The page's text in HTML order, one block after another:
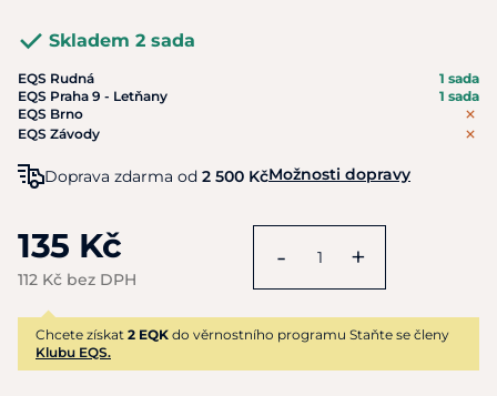
Skladem 2 sada
EQS Rudná
1 sada
EQS Praha 9 - Letňany
1 sada
EQS Brno
EQS Závody
Doprava zdarma od 2 500 KčMožnosti dopravy
135 Kč
112 Kč bez DPH
- +
Chcete získat 2 EQK do věrnostního programu Staňte se členy
Klubu EQS.